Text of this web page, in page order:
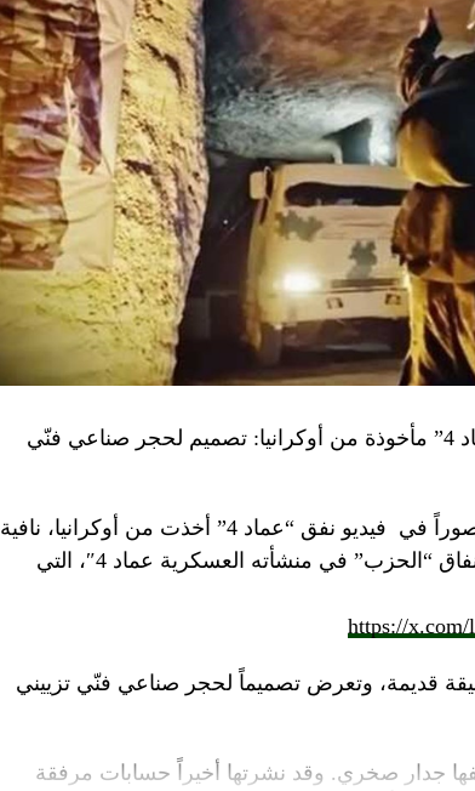
“النهار” تكشف حقيقة صور في فيديو نفق “عماد 4” مأخوذة من أوكرانيا: تصميم لحجر صناعي فنّي
في فيديو
نفق “عماد 4” أخذت من أوكرانيا، نافية
المزاعم المتداولة حول صورة “ملتقطة داخل أنفاق “الحزب” في منشأته العسكرية عماد 4″، التي
https://x.com/
قديمة، وتعرض تصميماً لحجر صناعي فنّي تزييني
جدار صخري. وقد نشرتها أخيراً حسابات مرفقة